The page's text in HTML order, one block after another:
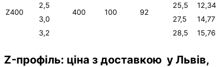
Z400 400 100 92
2,5
25,5
12,34
3,0
27,5
14,77
3,2
28,5 15,76
Z-профіль: ціна з доставкою у Львів,